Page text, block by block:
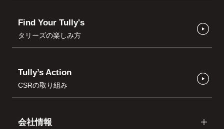
Find Your Tully's
タリーズの楽しみ方
Tully’s Action
CSRの取り組み
会社情報